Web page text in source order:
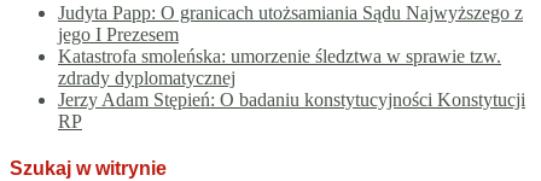
Judyta Papp: O granicach utożsamiania Sądu Najwyższego z
jego I Prezesem
Katastrofa smoleńska: umorzenie śledztwa w sprawie tzw.
zdrady dyplomatycznej
Jerzy Adam Stępień: O badaniu konstytucyjności Konstytucji
RP
Szukaj w witrynie